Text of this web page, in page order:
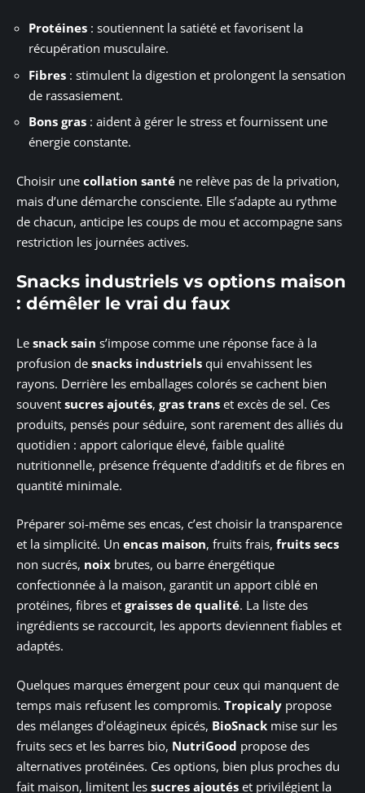
Protéines : soutiennent la satiété et favorisent la
récupération musculaire.
Fibres : stimulent la digestion et prolongent la sensation
de rassasiement.
Bons gras : aident à gérer le stress et fournissent une
énergie constante.
Choisir une collation santé ne relève pas de la privation,
mais d’une démarche consciente. Elle s’adapte au rythme
de chacun, anticipe les coups de mou et accompagne sans
restriction les journées actives.
Snacks industriels vs options maison
: démêler le vrai du faux
Le snack sain s’impose comme une réponse face à la
profusion de snacks industriels qui envahissent les
rayons. Derrière les emballages colorés se cachent bien
souvent sucres ajoutés, gras trans et excès de sel. Ces
produits, pensés pour séduire, sont rarement des alliés du
quotidien : apport calorique élevé, faible qualité
nutritionnelle, présence fréquente d’additifs et de fibres en
quantité minimale.
Préparer soi-même ses encas, c’est choisir la transparence
et la simplicité. Un encas maison, fruits frais, fruits secs
non sucrés, noix brutes, ou barre énergétique
confectionnée à la maison, garantit un apport ciblé en
protéines, fibres et graisses de qualité. La liste des
ingrédients se raccourcit, les apports deviennent fiables et
adaptés.
Quelques marques émergent pour ceux qui manquent de
temps mais refusent les compromis. Tropicaly propose
des mélanges d’oléagineux épicés, BioSnack mise sur les
fruits secs et les barres bio, NutriGood propose des
alternatives protéinées. Ces options, bien plus proches du
fait maison, limitent les sucres ajoutés et privilégient la